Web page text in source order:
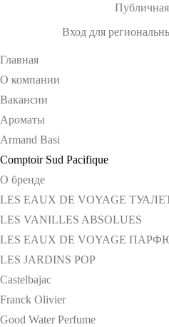
Вход для
Главная
О компании
Вакансии
Ароматы
Armand Basi
Comptoir Sud Pacifique
О бренде
LES EAUX DE VOYAGE
LES VANILLES ABSOLUES
LES EAUX DE VOYAGE
LES JARDINS POP
Castelbajac
Franck Olivier
Good Water Perfume